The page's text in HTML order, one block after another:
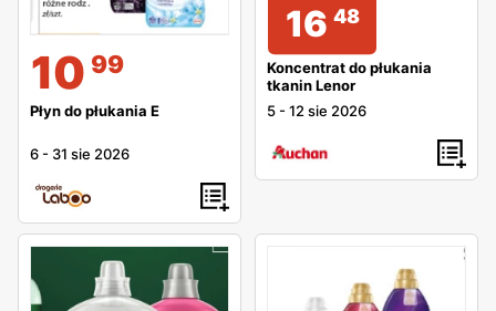
10 99
Płyn do płukania E
6 - 31 sie 2026
16 48
Koncentrat do płukania
tkanin Lenor
5 -12 sie 2026